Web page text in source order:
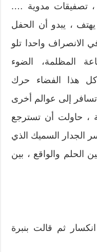
، تصفيقات مدوية ….
، يبدو أن الحفل
الانصراف واحدا تلو
المظلمة، الضوء
هذا الفضاء حرك
إلى عوالم أخرى
، حاولت أن تسترجع
الجدار السميك الذي
الحلم والواقع ، بين
ثم قالت بنبرة